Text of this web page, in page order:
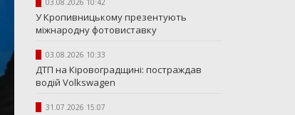
03.08.2026 10:42
У Кропивницькому презентують
міжнародну фотовиставку
03.08.2026 10:33
ДТП на Кіровоградщині: постраждав
водій Volkswagen
31.07.2026 15:07